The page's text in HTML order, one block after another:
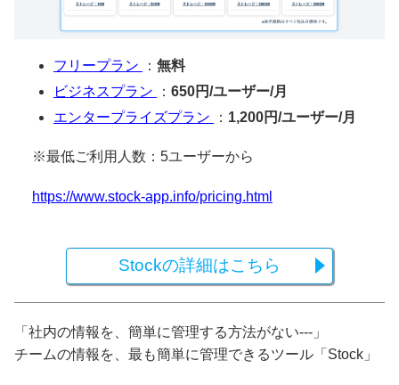
フリープラン ： 無料
ビジネスプラン
： 650円/ユーザー/月
エンタープライズプラン
： 1,200円/ユーザー/月
※最低ご利用人数：5ユーザーから
https://www.stock-app.info/pricing.html
Stockの詳細はこちら
「社内の情報を、簡単に管理する方法がない---」
チームの情報を、最も簡単に管理できるツール「Stock」